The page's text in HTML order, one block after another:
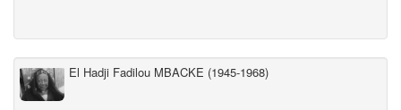
El Hadji Fadilou MBACKE (1945-1968)